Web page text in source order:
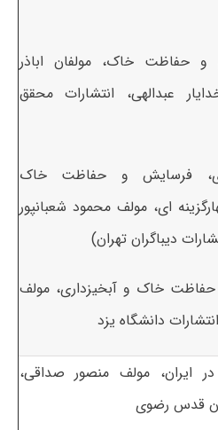
و حفاظت خاک، مولفان اباذر
عبدالهی، انتشارات محقق
فرسایش و حفاظت خاک
ای، مولف محمود شعبانپور
دیباگران تهران)
حفاظت خاک و آبخیزداری، مولف
دانشگاه یزد
در ایران، مولف منصور صداقی،
قدس رضوی